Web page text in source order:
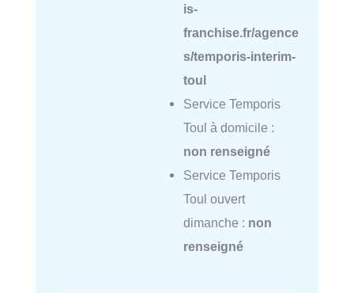
is-
franchise.fr/agence
s/temporis-interim-
toul
Service Temporis
Toul à domicile :
non renseigné
Service Temporis
Toul ouvert
dimanche : non
renseigné